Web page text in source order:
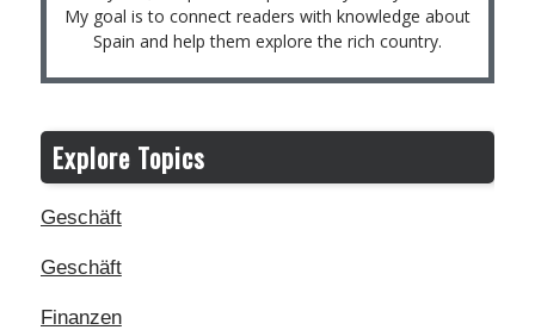
My goal is to connect readers with knowledge about
Spain and help them explore the rich country.
Explore Topics
Geschäft
Geschäft
Finanzen